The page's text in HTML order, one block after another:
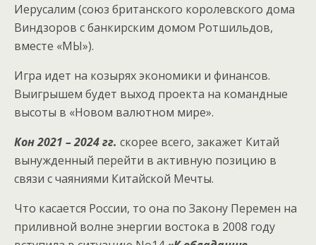
Иерусалим (союз британского королевского дома
Виндзоров с банкирским домом Ротшильдов,
вместе «МЫ»).
Игра идет на козырях экономики и финансов.
Выигрышем будет выход проекта на командные
высоты в «Новом валютном мире».
Кон 2021 – 2024 гг. скорее всего, закажет Китай
вынужденный перейти в активную позицию в
связи с чаяниями Китайской Мечты.
Что касается России, то она по Закону Перемен на
приливной волне энергии востока в 2008 году